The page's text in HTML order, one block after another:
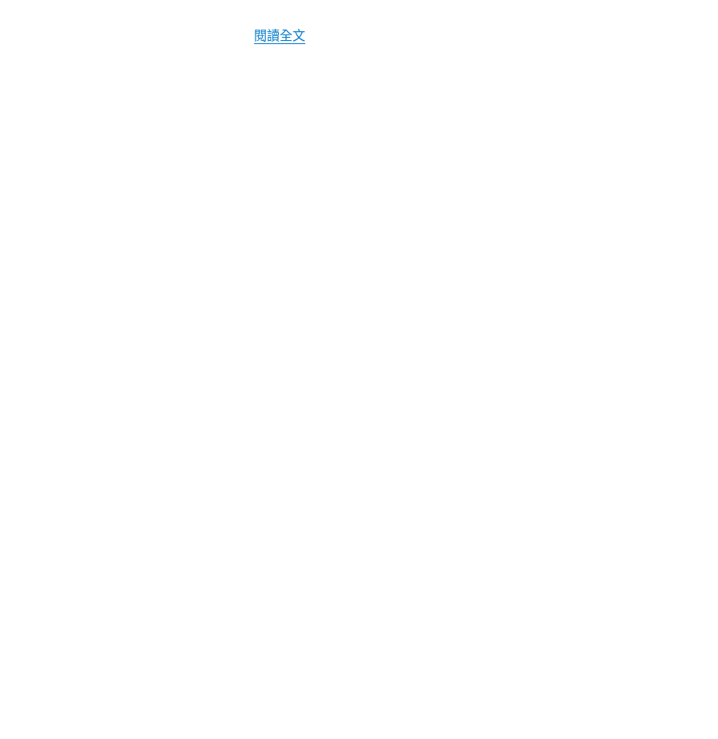
閱讀全文〈區塊鏈〉